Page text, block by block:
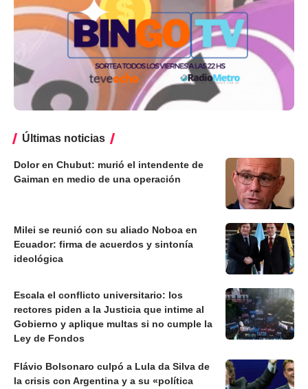
Últimas noticias
Dolor en Chubut: murió el intendente de
Gaiman en medio de una operación
Milei se reunió con su aliado Noboa en
Ecuador: firma de acuerdos y sintonía
ideológica
Escala el conflicto universitario: los
rectores piden a la Justicia que intime al
Gobierno y aplique multas si no cumple la
Ley de Fondos
Flávio Bolsonaro culpó a Lula da Silva de
la crisis con Argentina y a su «política